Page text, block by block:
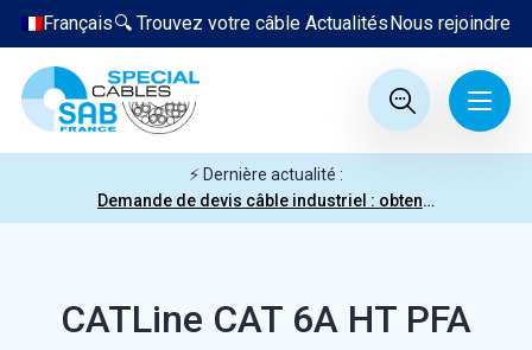
Nous rejoindre
Actualités
🔍 Trouvez votre câble
Français
⚡ Dernière actualité :
Demande de devis câble industriel : obtenez votre prix en quelques clics
CATLine CAT 6A HT PFA